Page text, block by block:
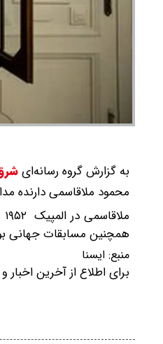
به گزارش گروه رسانه‌ای
محمود ملاقاسمی دارنده مدال برنز
همچنین مسابقات جهانی بوده است. ملاقاسمی
منبع: ایسنا
برای اطلاع از آخرین